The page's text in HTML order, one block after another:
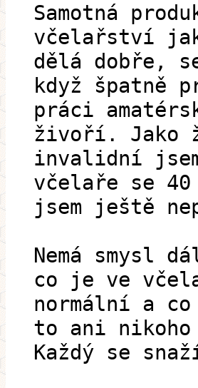
Samotná
včelařství
dělá dobře,
když špatně
práci
živoří. Jako
invalidní
včelaře se
jsem ještě
Nemá smysl
co je ve
normální a
to ani nikoho
Každý se